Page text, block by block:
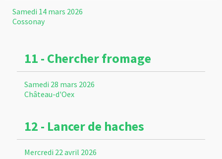
Samedi 14 mars 2026
Cossonay
11 - Chercher fromage
Samedi 28 mars 2026
Château-d'Oex
12 - Lancer de haches
Mercredi 22 avril 2026